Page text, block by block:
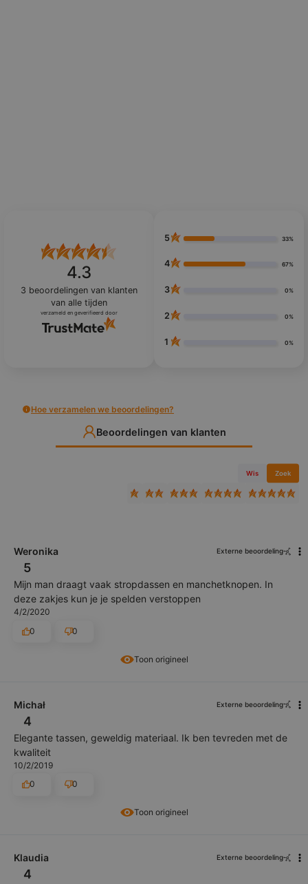
4.3
3 beoordelingen van klanten
van alle tijden
verzameld en geverifieerd door
5 33%
4 67%
3 0%
2 0%
1 0%
Hoe verzamelen we beoordelingen?
Beoordelingen van klanten
Wis Zoek
Toon origineel
Weronika Externe beoordeling
5
Mijn man draagt ​​vaak stropdassen en manchetknopen. In
deze zakjes kun je je spelden verstoppen
4/2/2020
0
0
Toon origineel
Michał Externe beoordeling
4
Elegante tassen, geweldig materiaal. Ik ben tevreden met de
kwaliteit
10/2/2019
0
0
Klaudia Externe beoordeling
4